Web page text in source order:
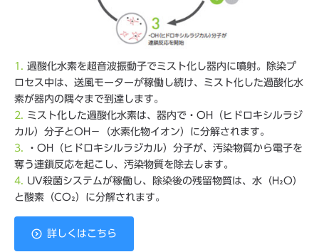
1. 過酸化水素を超音波振動子でミスト化し器内に噴射。除染プ
ロセス中は、送風モーターが稼働し続け、ミスト化した過酸化水
素が器内の隅々まで到達します。
2. ミスト化した過酸化水素は、器内で・OH（ヒドロキシルラジ
カル）分子とOH－（水素化物イオン）に分解されます。
3. ・OH（ヒドロキシルラジカル）分子が、汚染物質から電子を
奪う連鎖反応を起こし、汚染物質を除去します。
4. UV殺菌システムが稼働し、除染後の残留物質は、水（H₂O）
と酸素（CO₂）に分解されます。
詳しくはこちら